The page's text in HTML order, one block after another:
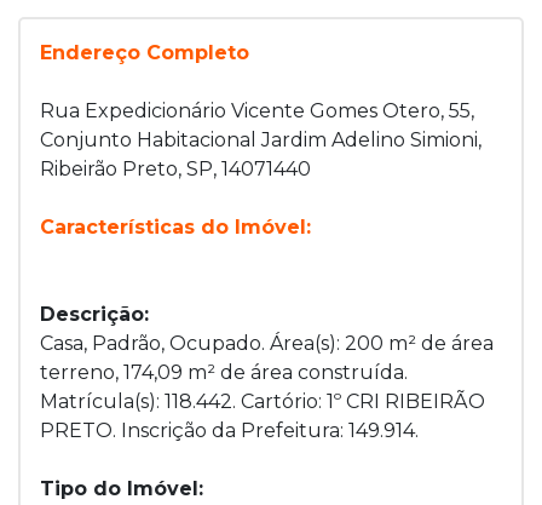
Endereço Completo
Rua Expedicionário Vicente Gomes Otero, 55,
Conjunto Habitacional Jardim Adelino Simioni,
Ribeirão Preto, SP, 14071440
Características do Imóvel:
Descrição:
Casa, Padrão, Ocupado. Área(s): 200 m² de área
terreno, 174,09 m² de área construída.
Matrícula(s): 118.442. Cartório: 1º CRI RIBEIRÃO
PRETO. Inscrição da Prefeitura: 149.914.
Tipo do Imóvel: